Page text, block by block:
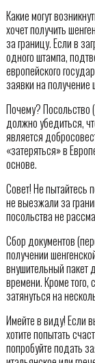
Какие могут
хочет получить
за границу. Если в
одного штампа,
европейского
заявки на получение
Почему?
должно убедиться,
является
«затеряться» в
основе.
Совет! Не пытайтесь
не выезжали за
посольства не
Сбор документов
получении
внушительный пакет
времени. Кроме
затянуться на
Имейте в виду! Если
хотите попытать
попробуйте подать